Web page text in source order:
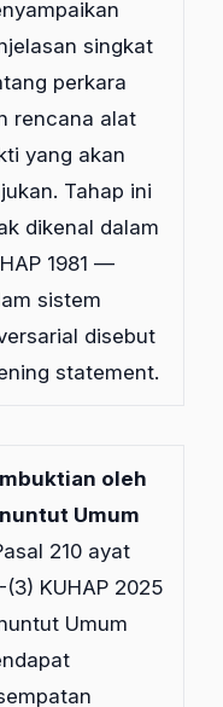
singkat
perkara
rencana alat
yang akan
Tahap ini
dikenal dalam
1981 —
sistem
disebut
statement.
oleh
Umum
210 ayat
(3) KUHAP 2025
Umum